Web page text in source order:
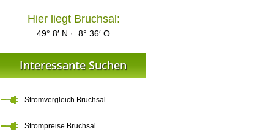
Hier liegt Bruchsal:
49° 8′ N · 8° 36′ O
Interessante Suchen
Stromvergleich Bruchsal
Strompreise Bruchsal